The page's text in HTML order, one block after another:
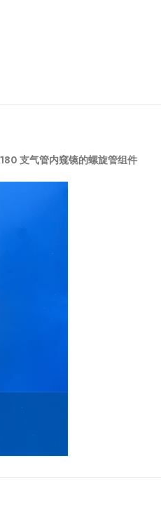
支气管内窥镜的螺旋管组件